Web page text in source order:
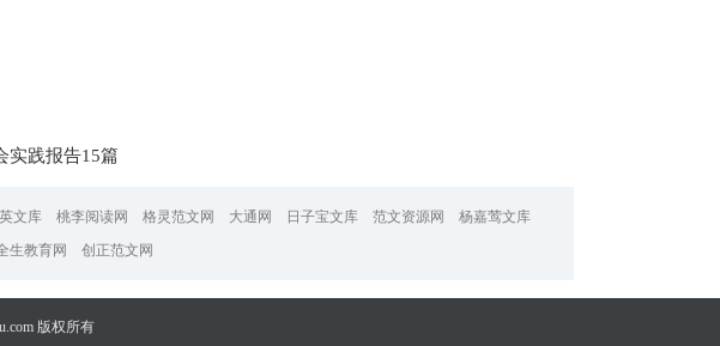
实践报告15篇
文库 桃李阅读网 格灵范文网 大通网 日子宝文库 范文资源网
杨嘉莺文库
生教育网 创正范文网
版权所有